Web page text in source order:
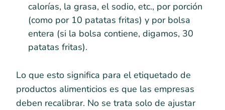
calorías, la grasa, el sodio, etc., por porción
(como por 10 patatas fritas) y por bolsa
entera (si la bolsa contiene, digamos, 30
patatas fritas).
Lo que esto significa para el etiquetado de
productos alimenticios es que las empresas
deben recalibrar. No se trata solo de ajustar